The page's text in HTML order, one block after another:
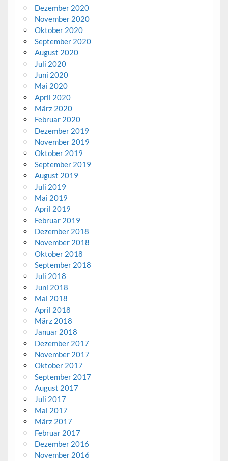
Dezember 2020
November 2020
Oktober 2020
September 2020
August 2020
Juli 2020
Juni 2020
Mai 2020
April 2020
März 2020
Februar 2020
Dezember 2019
November 2019
Oktober 2019
September 2019
August 2019
Juli 2019
Mai 2019
April 2019
Februar 2019
Dezember 2018
November 2018
Oktober 2018
September 2018
Juli 2018
Juni 2018
Mai 2018
April 2018
März 2018
Januar 2018
Dezember 2017
November 2017
Oktober 2017
September 2017
August 2017
Juli 2017
Mai 2017
März 2017
Februar 2017
Dezember 2016
November 2016